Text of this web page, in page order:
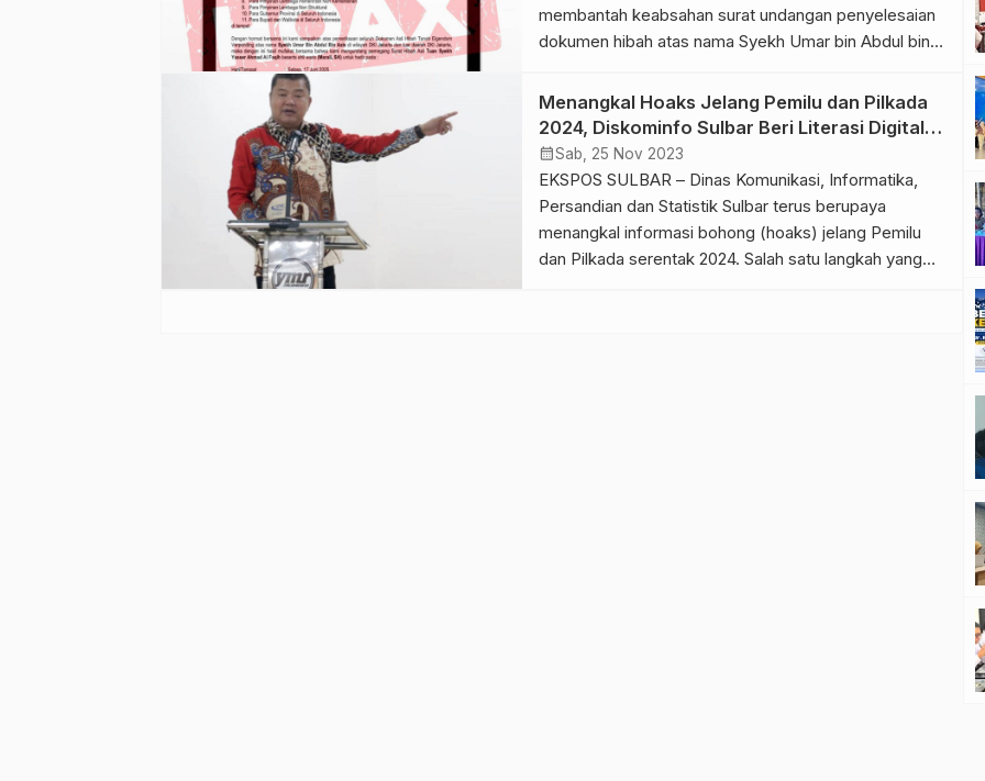
membantah keabsahan surat undangan penyelesaian
dokumen hibah atas nama Syekh Umar bin Abdul bin
Menteri Sekretaris Negara Prasetyo Hadi dan
menggunakan logo Kemensetneg, dinyatakan sebagai
hoaks atau tidak benar. Kepala Biro Hubungan
Masyarakat Kemensetneg, Eddy Cahyono Sugiarto,
melalui siaran […]
Menangkal Hoaks Jelang Pemilu dan Pilkada
2024, Diskominfo Sulbar Beri Literasi Digital
Lewat Senter KIM
calendar_monthSab, 25 Nov 2023
EKSPOS SULBAR – Dinas Komunikasi, Informatika,
Persandian dan Statistik Sulbar terus berupaya
menangkal informasi bohong (hoaks) jelang Pemilu
dan Pilkada serentak 2024. Salah satu langkah yang